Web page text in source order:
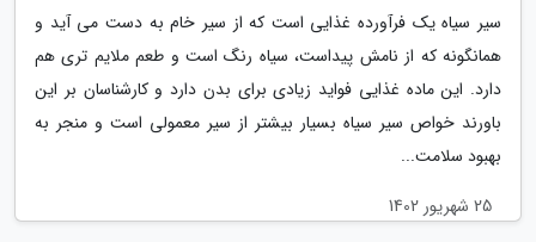
سیر سیاه یک فرآورده غذایی است که از سیر خام به دست می آید و
همانگونه که از نامش پیداست، سیاه رنگ است و طعم ملایم تری هم
دارد. این ماده غذایی فواید زیادی برای بدن دارد و کارشناسان بر این
باورند خواص سیر سیاه بسیار بیشتر از سیر معمولی است و منجر به
بهبود سلامت...
25 شهریور 1402